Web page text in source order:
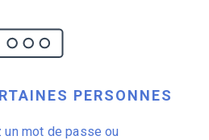
PERSONNES
mot de passe ou